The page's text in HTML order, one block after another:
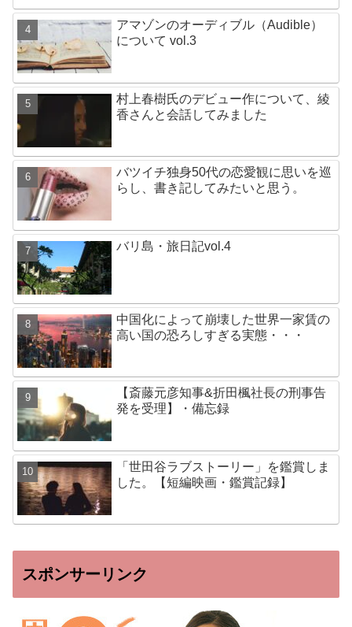
アマゾンのオーディブル（Audible）
について vol.3
村上春樹氏のデビュー作について、綾
香さんと会話してみました
バツイチ独身50代の恋愛観に思いを巡
らし、書き記してみたいと思う。
バリ島・旅日記vol.4
中国化によって崩壊した世界一家賃の
高い国の恐ろしすぎる実態・・・
【斎藤元彦知事&折田楓社長の刑事告
発を受理】・備忘録
「世田谷ラブストーリー」を鑑賞しま
した。【短編映画・鑑賞記録】
スポンサーリンク